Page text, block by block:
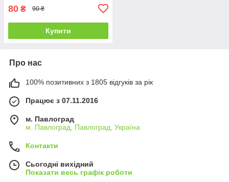
80 ₴ 90 ₴
Купити
Про нас
100% позитивних з 1805 відгуків за рік
Працює з 07.11.2016
м. Павлоград
м. Павлоград, Павлоград, Україна
Контакти
Сьогодні вихідний
Показати весь графік роботи